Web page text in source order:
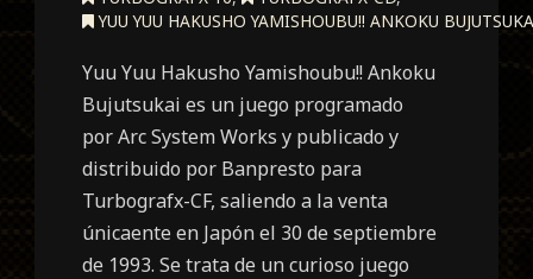
YUU YUU HAKUSHO YAMISHOUBU!! ANKOKU
Yuu Yuu Hakusho Yamishoubu!! Ankoku
Bujutsukai es un juego programado
por Arc System Works y publicado y
distribuido por Banpresto para
Turbografx-CF, saliendo a la venta
únicaente en Japón el 30 de septiembre
de 1993. Se trata de un curioso juego